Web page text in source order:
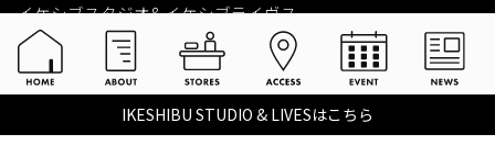
IKESHIBU STUDIO & LIVESはこちら
イケシブスタジオ& イケシブライヴス
お買いものをする
池部楽器店 総合ECサイト
池部楽器店 店舗一覧